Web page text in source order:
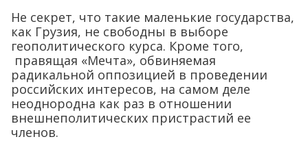
Не секрет, что такие маленькие государства,
как Грузия, не свободны в выборе
геополитического курса. Кроме того,
правящая «Мечта», обвиняемая
радикальной оппозицией в проведении
российских интересов, на самом деле
неоднородна как раз в отношении
внешнеполитических пристрастий ее
членов.